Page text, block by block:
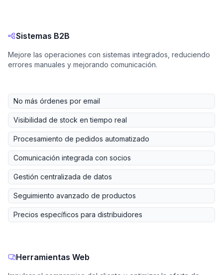
Sistemas B2B
Mejore las operaciones con sistemas integrados, reduciendo
errores manuales y mejorando comunicación.
No más órdenes por email
Visibilidad de stock en tiempo real
Procesamiento de pedidos automatizado
Comunicación integrada con socios
Gestión centralizada de datos
Seguimiento avanzado de productos
Precios específicos para distribuidores
Herramientas Web